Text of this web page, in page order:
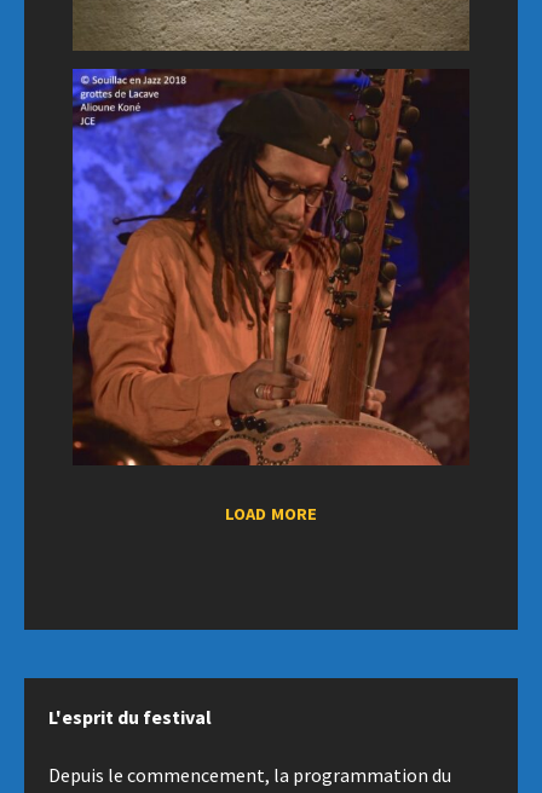
LOAD MORE
L'esprit du festival
Depuis le commencement, la programmation du